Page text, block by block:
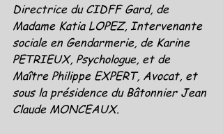
Directrice du CIDFF Gard, de
Madame Katia LOPEZ, Intervenante
sociale en Gendarmerie, de Karine
PETRIEUX, Psychologue, et de
Maître Philippe EXPERT, Avocat, et
sous la présidence du Bâtonnier Jean
Claude MONCEAUX.